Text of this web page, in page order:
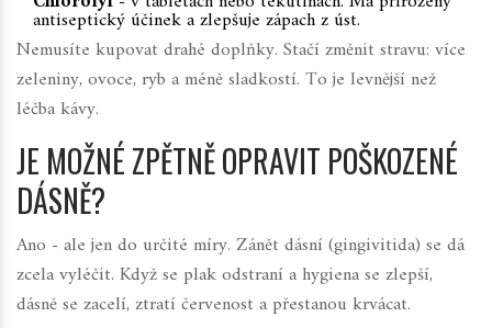
antiseptický účinek a zlepšuje zápach z úst.
Nemusíte kupovat drahé doplňky. Stačí změnit stravu: více
zeleniny, ovoce, ryb a méně sladkostí. To je levnější než
léčba kávy.
JE MOŽNÉ ZPĚTNĚ OPRAVIT POŠKOZENÉ
DÁSNĚ?
Ano - ale jen do určité míry. Zánět dásní (gingivitida) se dá
zcela vyléčit. Když se plak odstraní a hygiena se zlepší,
dásně se zacelí, ztratí červenost a přestanou krvácat.